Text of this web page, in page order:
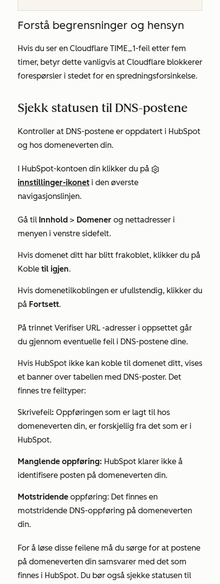
Forstå begrensninger og hensyn
Hvis du ser en Cloudflare TIME_1-feil etter fem
timer, betyr dette vanligvis at Cloudflare blokkerer
forespørsler i stedet for en spredningsforsinkelse.
Sjekk statusen til DNS-postene
Kontroller at DNS-postene er oppdatert i HubSpot
og hos domeneverten din.
I HubSpot-kontoen din klikker du på
innstillinger-ikonet i den øverste
navigasjonslinjen.
Gå til Innhold > Domener og nettadresser i
menyen i venstre sidefelt.
Hvis domenet ditt har blitt frakoblet, klikker du på
Koble til igjen.
Hvis domenetilkoblingen er ufullstendig, klikker du
på Fortsett.
På trinnet Verifiser URL -adresser i oppsettet går
du gjennom eventuelle feil i DNS-postene dine.
Hvis HubSpot ikke kan koble til domenet ditt, vises
et banner over tabellen med DNS-poster. Det
finnes tre feiltyper:
Skrivefeil: Oppføringen som er lagt til hos
domeneverten din, er forskjellig fra det som er i
HubSpot.
Manglende oppføring: HubSpot klarer ikke å
identifisere posten på domeneverten din.
Motstridende oppføring: Det finnes en
motstridende DNS-oppføring på domeneverten
din.
For å løse disse feilene må du sørge for at postene
på domeneverten din samsvarer med det som
finnes i HubSpot. Du bør også sjekke statusen til